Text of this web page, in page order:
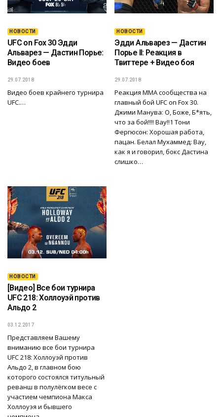
НОВОСТИ
Эдди Альварез — Дастин
Порье II: Реакция в
Твиттере + Видео боя
29.07.2018
Реакция ММА сообщества на
главный бой UFC on Fox 30.
Джими Манува: О, Боже, Б*ять,
что за бой!!!! Вау!!1 Тони
Фергюсон: Хорошая работа,
пацан. Белал Мухаммед: Вау,
как я и говорил, бокс Дастина
слишко…
НОВОСТИ
UFC on Fox 30 Эдди
Альварез — Дастин Порье:
Видео боев
29.07.2018
Видео боев крайнего турнира
UFC.…
НОВОСТИ
[Видео] Все бои турнира
UFC 218: Холлоуэй против
Альдо 2
03.12.2017
Представляем Вашему
вниманию все бои турнира
UFC 218: Холлоуэй против
Альдо 2, в главном бою
которого состоялся титульный
реванш в полулёгком весе с
участием чемпиона Макса
Холлоуэя и бывшего